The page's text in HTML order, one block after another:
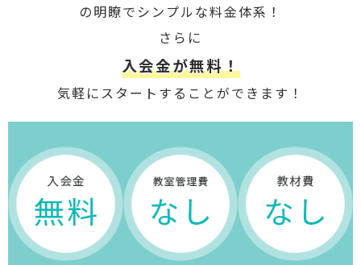
の明瞭でシンプルな料金体系！
さらに
入会金が無料！
気軽にスタートすることができます！